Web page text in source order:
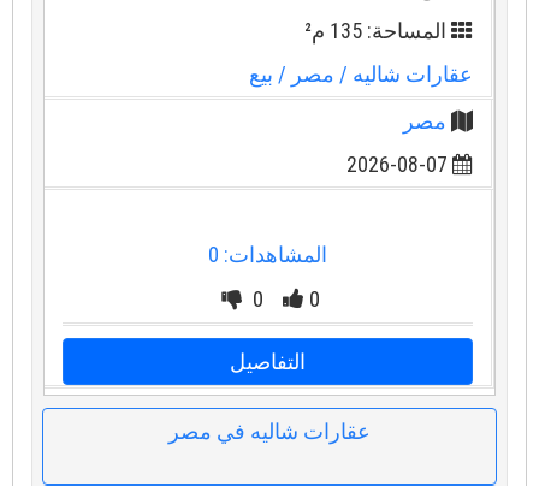
المساحة: 135 م²
عقارات شاليه/ مصر / بيع
مصر
2026-08-07
المشاهدات: 0
0
0
التفاصيل
عقارات شاليه في مصر